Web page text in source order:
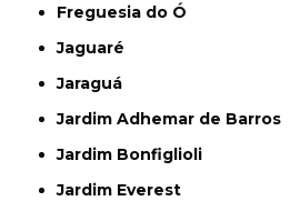
Freguesia do Ó
Jaguaré
Jaraguá
Jardim Adhemar de Barros
Jardim Bonfiglioli
Jardim Everest